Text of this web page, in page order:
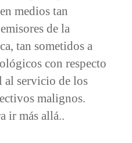
medios tan
de la
tan sometidos a
con respecto
al servicio de los
malignos.
ir más allá..